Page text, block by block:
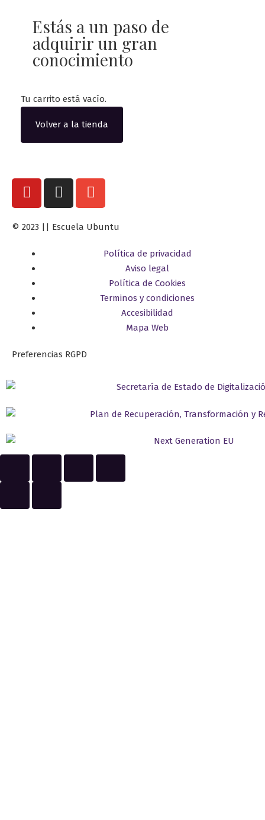
Estás a un paso de
adquirir un gran
conocimiento
Tu carrito está vacío.
Volver a la tienda
© 2023 || Escuela Ubuntu
Política de privacidad
Aviso legal
Política de Cookies
Terminos y condiciones
Accesibilidad
Mapa Web
Preferencias RGPD